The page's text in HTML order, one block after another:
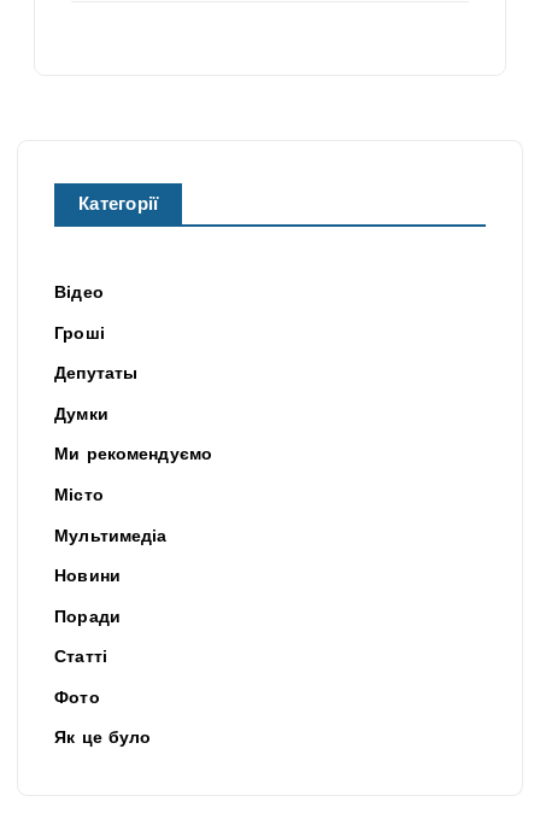
Категорії
Відео
Гроші
Депутаты
Думки
Ми рекомендуємо
Місто
Мультимедіа
Новини
Поради
Статті
Фото
Як це було